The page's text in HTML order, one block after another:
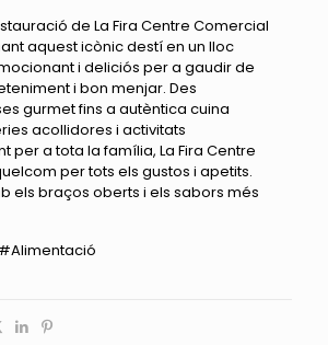
de La Fira Centre Comercial
aquest icònic destí en un lloc
i deliciós per a gaudir de
i bon menjar. Des
gurmet fins a autèntica cuina
acollidores i activitats
per a tota la família, La Fira Centre
per tots els gustos i apetits.
els braços oberts i els sabors més